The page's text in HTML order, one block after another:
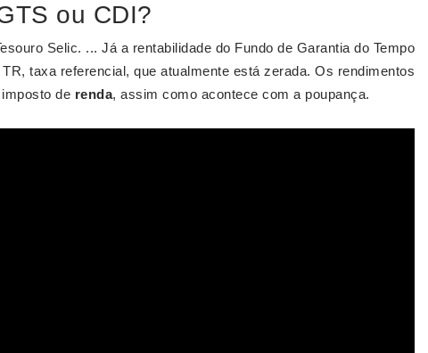
ou CDI?
Selic. ... Já a rentabilidade do Fundo de Garantia do Tempo
TR, taxa referencial, que atualmente está zerada. Os rendimentos
de renda, assim como acontece com a poupança.